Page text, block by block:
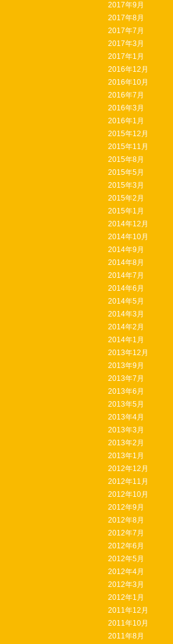
2017年9月
2017年8月
2017年7月
2017年3月
2017年1月
2016年12月
2016年10月
2016年7月
2016年3月
2016年1月
2015年12月
2015年11月
2015年8月
2015年5月
2015年3月
2015年2月
2015年1月
2014年12月
2014年10月
2014年9月
2014年8月
2014年7月
2014年6月
2014年5月
2014年3月
2014年2月
2014年1月
2013年12月
2013年9月
2013年7月
2013年6月
2013年5月
2013年4月
2013年3月
2013年2月
2013年1月
2012年12月
2012年11月
2012年10月
2012年9月
2012年8月
2012年7月
2012年6月
2012年5月
2012年4月
2012年3月
2012年1月
2011年12月
2011年10月
2011年8月